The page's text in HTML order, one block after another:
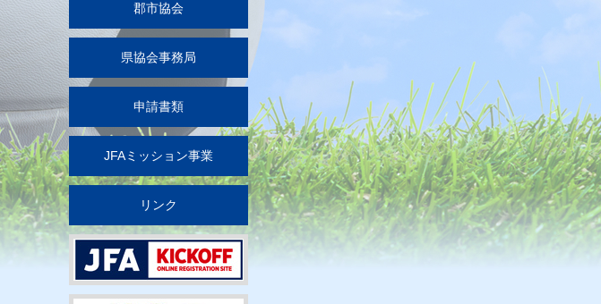
郡市協会
県協会事務局
申請書類
JFAミッション事業
リンク